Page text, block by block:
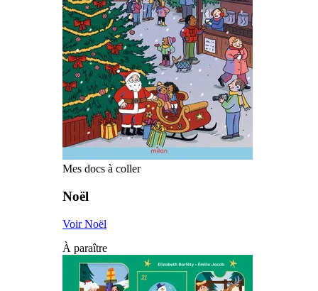
Mes docs à coller
Noël
Voir Noël
À paraître